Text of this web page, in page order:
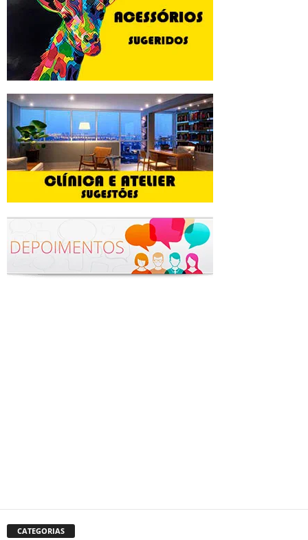
CATEGORIAS